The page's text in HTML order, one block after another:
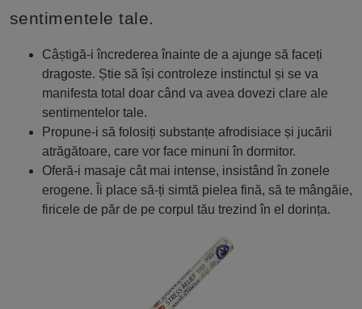
sentimentele tale.
Câștigă-i încrederea înainte de a ajunge să faceți
dragoste. Știe să își controleze instinctul și se va
manifesta total doar când va avea dovezi clare ale
sentimentelor tale.
Propune-i să folosiți substanțe afrodisiace și jucării
atrăgătoare, care vor face minuni în dormitor.
Oferă-i masaje cât mai intense, insistând în zonele
erogene. Îi place să-ți simtă pielea fină, să te mângăie,
firicele de păr de pe corpul tău trezind în el dorința.